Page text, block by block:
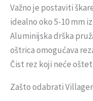
Važno je postaviti
idealno oko 5-10 mm
Aluminijska drška
oštrica omogućava
Čist rez koji neće
Zašto odabrati